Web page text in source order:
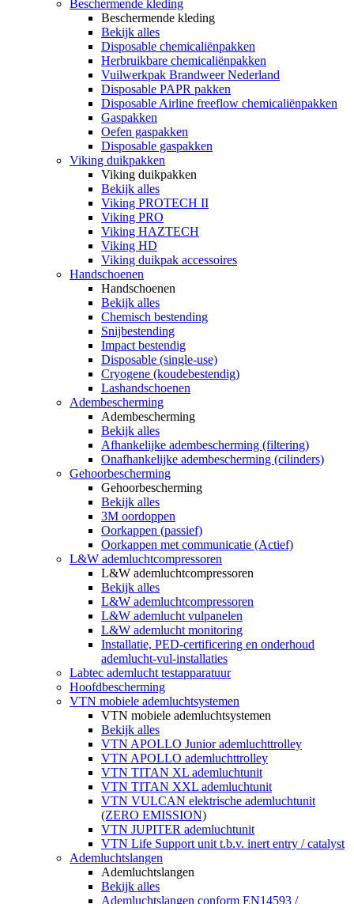
Beschermende kleding
Beschermende kleding
Bekijk alles
Disposable chemicaliënpakken
Herbruikbare chemicaliënpakken
Vuilwerkpak Brandweer Nederland
Disposable PAPR pakken
Disposable Airline freeflow chemicaliënpakken
Gaspakken
Oefen gaspakken
Disposable gaspakken
Viking duikpakken
Viking duikpakken
Bekijk alles
Viking PROTECH II
Viking PRO
Viking HAZTECH
Viking HD
Viking duikpak accessoires
Handschoenen
Handschoenen
Bekijk alles
Chemisch bestending
Snijbestending
Impact bestendig
Disposable (single-use)
Cryogene (koudebestendig)
Lashandschoenen
Adembescherming
Adembescherming
Bekijk alles
Afhankelijke adembescherming (filtering)
Onafhankelijke adembescherming (cilinders)
Gehoorbescherming
Gehoorbescherming
Bekijk alles
3M oordoppen
Oorkappen (passief)
Oorkappen met communicatie (Actief)
L&W ademluchtcompressoren
L&W ademluchtcompressoren
Bekijk alles
L&W ademluchtcompressoren
L&W ademlucht vulpanelen
L&W ademlucht monitoring
Installatie, PED-certificering en onderhoud
ademlucht-vul-installaties
Labtec ademlucht testapparatuur
Hoofdbescherming
VTN mobiele ademluchtsystemen
VTN mobiele ademluchtsystemen
Bekijk alles
VTN APOLLO Junior ademluchttrolley
VTN APOLLO ademluchttrolley
VTN TITAN XL ademluchtunit
VTN TITAN XXL ademluchtunit
VTN VULCAN elektrische ademluchtunit
(ZERO EMISSION)
VTN JUPITER ademluchtunit
VTN Life Support unit t.b.v. inert entry / catalyst
Ademluchtslangen
Ademluchtslangen
Bekijk alles
Ademluchtslangen conform EN14593 /